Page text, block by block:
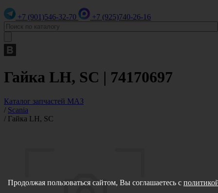
+7 (901)546-32-70 +7 (925)740-26-16
Гайка LH, SC | 74170697
Каталог запчастей МАЗ
/ Scania
/ Гайка LH, SC
Продолжая пользоваться сайтом, Вы соглашаетесь с